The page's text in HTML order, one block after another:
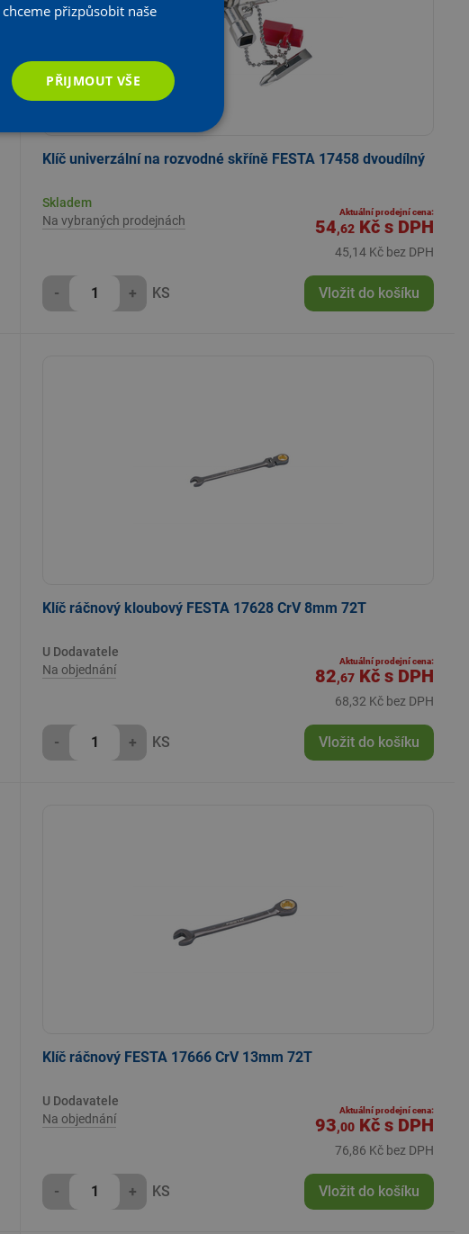
Klíč univerzální na rozvodné skříně FESTA 17458 dvoudílný
Skladem
Na vybraných prodejnách
Aktuální prodejní cena:
54,62 Kč s DPH
45,14 Kč bez DPH
- + KS Vložit do košíku
Klíč ráčnový kloubový FESTA 17628 CrV 8mm 72T
U Dodavatele
Na objednání
Aktuální prodejní cena:
82,67 Kč s DPH
68,32 Kč bez DPH
- + KS Vložit do košíku
Klíč ráčnový FESTA 17666 CrV 13mm 72T
U Dodavatele
Na objednání
Aktuální prodejní cena:
93,00 Kč s DPH
76,86 Kč bez DPH
- + KS Vložit do košíku
přizpůsobit naše
PŘIJMOUT VŠE